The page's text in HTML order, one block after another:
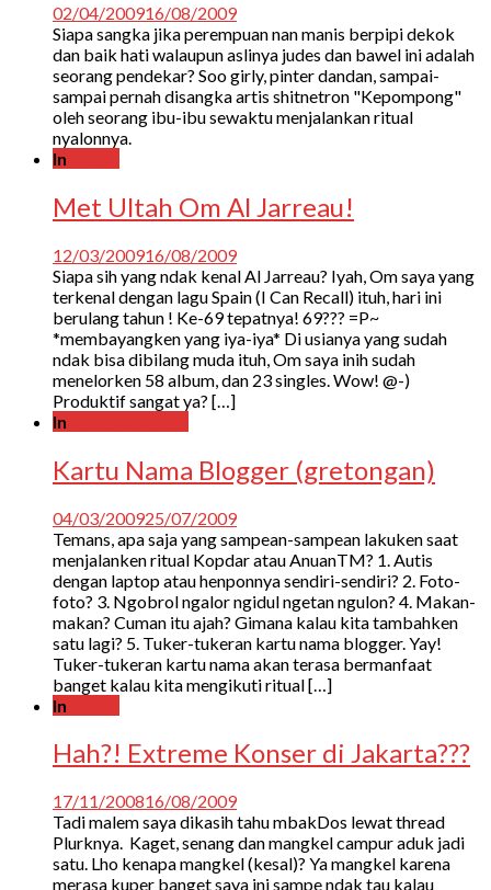
02/04/200916/08/2009
Siapa sangka jika perempuan nan manis berpipi dekok
dan baik hati walaupun aslinya judes dan bawel ini adalah
seorang pendekar? Soo girly, pinter dandan, sampai-
sampai pernah disangka artis shitnetron "Kepompong"
oleh seorang ibu-ibu sewaktu menjalankan ritual
nyalonnya.
In
Met Ultah Om Al Jarreau!
12/03/200916/08/2009
Siapa sih yang ndak kenal Al Jarreau? Iyah, Om saya yang
terkenal dengan lagu Spain (I Can Recall) ituh, hari ini
berulang tahun ! Ke-69 tepatnya! 69??? =P~
*membayangken yang iya-iya* Di usianya yang sudah
ndak bisa dibilang muda ituh, Om saya inih sudah
menelorken 58 album, dan 23 singles. Wow! @-)
Produktif sangat ya? […]
In
Kartu Nama Blogger (gretongan)
04/03/200925/07/2009
Temans, apa saja yang sampean-sampean lakuken saat
menjalanken ritual Kopdar atau AnuanTM? 1. Autis
dengan laptop atau henponnya sendiri-sendiri? 2. Foto-
foto? 3. Ngobrol ngalor ngidul ngetan ngulon? 4. Makan-
makan? Cuman itu ajah? Gimana kalau kita tambahken
satu lagi? 5. Tuker-tukeran kartu nama blogger. Yay!
Tuker-tukeran kartu nama akan terasa bermanfaat
banget kalau kita mengikuti ritual […]
In
Hah?! Extreme Konser di Jakarta???
17/11/200816/08/2009
Tadi malem saya dikasih tahu mbakDos lewat thread
Plurknya. Kaget, senang dan mangkel campur aduk jadi
satu. Lho kenapa mangkel (kesal)? Ya mangkel karena
merasa kuper banget saya ini sampe ndak tau kalau